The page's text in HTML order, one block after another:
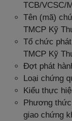
TCB/VCSC/
Tên (mã)
TMCP Kỹ
Tổ chức
TMCP Kỹ
Đợt phát
Loại chứng
Kiểu thực
Phương
giao chứng